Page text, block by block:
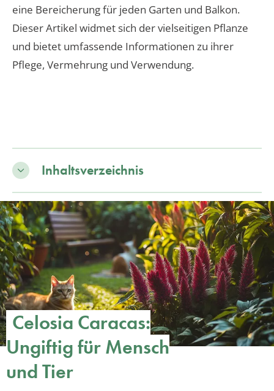
eine Bereicherung für jeden Garten und Balkon.
Dieser Artikel widmet sich der vielseitigen Pflanze
und bietet umfassende Informationen zu ihrer
Pflege, Vermehrung und Verwendung.
Inhaltsverzeichnis
Celosia Caracas:
Ungiftig für Mensch
und Tier